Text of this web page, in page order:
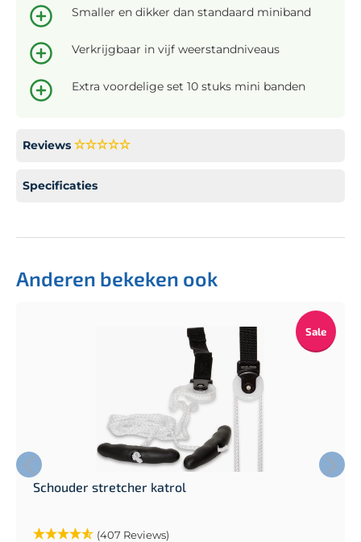
Smaller en dikker dan standaard miniband
Verkrijgbaar in vijf weerstandniveaus
Extra voordelige set 10 stuks mini banden
Reviews
Specificaties
Anderen bekeken ook
Sale
Schouder stretcher katrol
(407 Reviews)